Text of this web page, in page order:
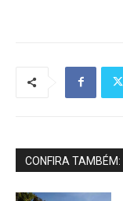
CONFIRA TAMBÉM: